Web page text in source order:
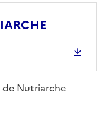
de Nutriarche